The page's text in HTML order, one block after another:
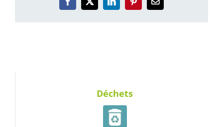
Facebook
X LinkedInPinterestEmail
Déchets